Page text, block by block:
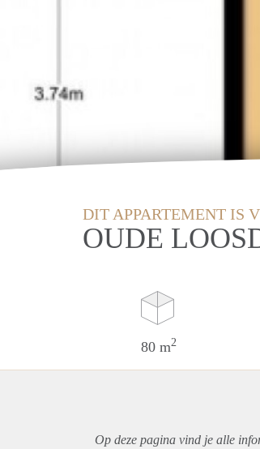
DIT APPARTEMENT IS
OUDE
80 m2
Op deze pagina vind je alle